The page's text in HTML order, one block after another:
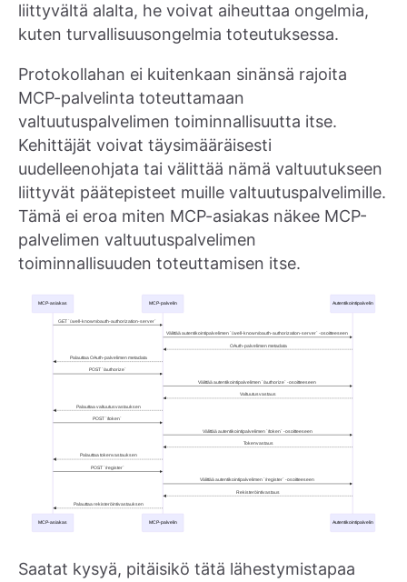
liittyvältä alalta, he voivat aiheuttaa ongelmia,
kuten turvallisuusongelmia toteutuksessa.
Protokollahan ei kuitenkaan sinänsä rajoita
MCP-palvelinta toteuttamaan
valtuutuspalvelimen toiminnallisuutta itse.
Kehittäjät voivat täysimääräisesti
uudelleenohjata tai välittää nämä valtuutukseen
liittyvät päätepisteet muille valtuutuspalvelimille.
Tämä ei eroa miten MCP-asiakas näkee MCP-
palvelimen valtuutuspalvelimen
toiminnallisuuden toteuttamisen itse.
Saatat kysyä, pitäisikö tätä lähestymistapaa